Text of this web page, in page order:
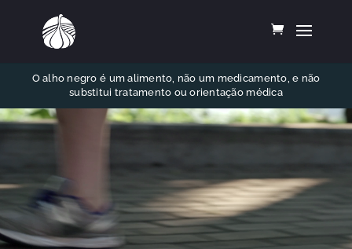
O alho negro é um alimento, não um medicamento, e não
substitui tratamento ou orientação médica